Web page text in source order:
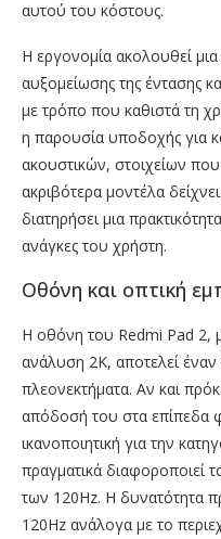
αυτού του κόστους.
Η εργονομία ακολουθεί
αυξομείωσης της έντασης
με τρόπο που καθιστά τη
η παρουσία υποδοχής για
ακουστικών, στοιχείων
ακριβότερα μοντέλα
διατηρήσει μια
ανάγκες του χρήστη.
Οθόνη και οπτική
Η οθόνη του Redmi Pad 2,
ανάλυση 2K, αποτελεί
πλεονεκτήματα. Αν και
απόδοσή του στα επίπεδα
ικανοποιητική για την
πραγματικά διαφοροποιεί
των 120Hz. Η δυνατότητα
120Hz ανάλογα με το